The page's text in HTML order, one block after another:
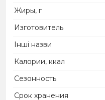
Жиры, г
Изготовитель
Інші назви
Калории, ккал
Сезонность
Срок хранения